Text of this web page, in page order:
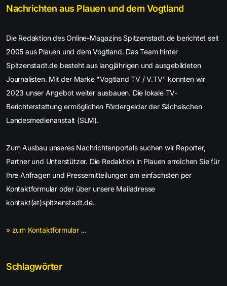
Nachrichten aus Plauen und dem Vogtland
Die Redaktion des Online-Magazins Spitzenstadt.de berichtet seit
2005 aus Plauen und dem Vogtland. Das Team hinter
Spitzenstadt.de besteht aus langjährigen und ausgebildeten
Journalisten. Mit der Marke "Vogtland TV / V.TV" konnten wir
2023 unser Angebot weiter ausbauen. Die lokale TV-
Berichterstattung ermöglichen Fördergelder der Sächsischen
Landesmedienanstalt (SLM).
Zum Ausbau unseres Nachrichtenportals suchen wir Reporter,
Partner und Unterstützer. Die Redaktion in Plauen erreichen Sie für
Ihre Anfragen und Pressemitteilungen am einfachsten per
Kontaktformular oder über unsere Mailadresse
kontakt(at)spitzenstadt.de.
» zum Kontaktformular ...
Schlagwörter